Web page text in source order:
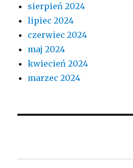
sierpień 2024
lipiec 2024
czerwiec 2024
maj 2024
kwiecień 2024
marzec 2024